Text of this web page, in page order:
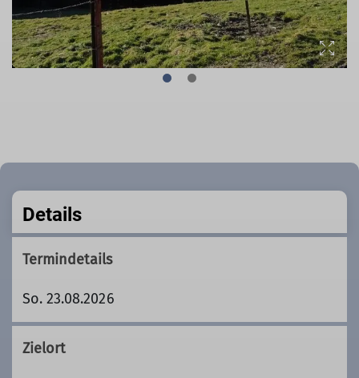
Details
Termindetails
So. 23.08.2026
Zielort